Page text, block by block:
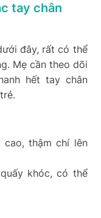
tay chân
đây, rất có thể
Mẹ cần theo dõi
hết tay chân
thậm chí lên
khóc, có thể